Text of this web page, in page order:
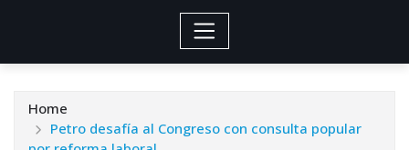
Home
Petro desafía al Congreso con consulta popular